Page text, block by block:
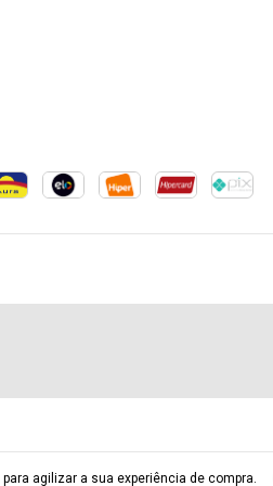
para agilizar a sua experiência de compra.